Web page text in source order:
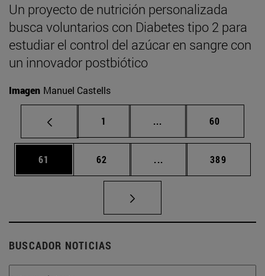
Un proyecto de nutrición personalizada
busca voluntarios con Diabetes tipo 2 para
estudiar el control del azúcar en sangre con
un innovador postbiótico
Imagen Manuel Castells
Página
1 ... Páginas intermedias
Página
60
Página
61 Página
62 ... Páginas intermedias
Página
389
BUSCADOR NOTICIAS